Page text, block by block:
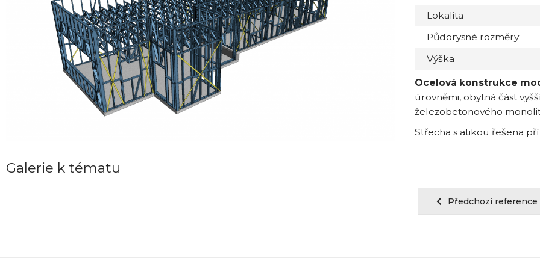
Galerie k tématu
Lokalita
Půdorysné rozměry
Výška
Ocelová konstrukce
úrovněmi, obytná část
železobetonového
Střecha s atikou řešena
Předchozí reference